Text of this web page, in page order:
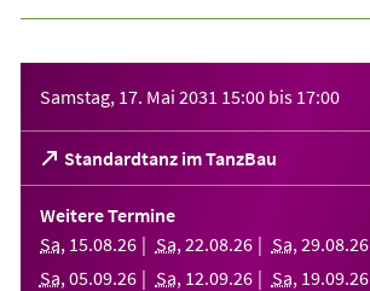
Samstag, 17. Mai 2031 15:00 bis 17:00
Standardtanz im TanzBau
(Öffnet
in
einem
neuen
Tab)
Weitere Termine
Sa, 15.08.26 Sa, 22.08.26 Sa, 29.08.26
Sa, 05.09.26 Sa, 12.09.26 Sa, 19.09.26